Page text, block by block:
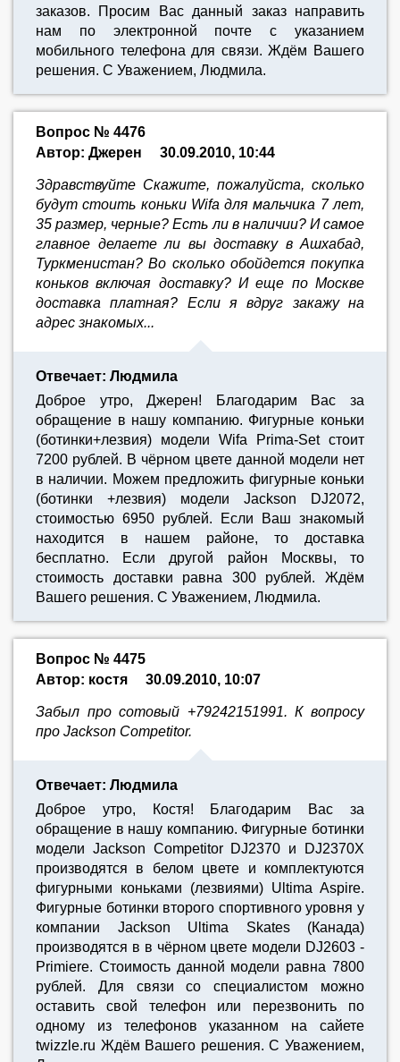
заказов. Просим Вас данный заказ направить
нам по электронной почте с указанием
мобильного телефона для связи. Ждём Вашего
решения. С Уважением, Людмила.
Вопрос № 4476
Автор: Джерен
30.09.2010, 10:44
Здравствуйте Скажите, пожалуйста, сколько
будут стоить коньки Wifa для мальчика 7 лет,
35 размер, черные? Есть ли в наличии? И самое
главное делаете ли вы доставку в Ашхабад,
Туркменистан? Во сколько обойдется покупка
коньков включая доставку? И еще по Москве
доставка платная? Если я вдруг закажу на
адрес знакомых...
Отвечает: Людмила
Доброе утро, Джерен! Благодарим Вас за
обращение в нашу компанию. Фигурные коньки
(ботинки+лезвия) модели Wifa Prima-Set стоит
7200 рублей. В чёрном цвете данной модели нет
в наличии. Можем предложить фигурные коньки
(ботинки +лезвия) модели Jackson DJ2072,
стоимостью 6950 рублей. Если Ваш знакомый
находится в нашем районе, то доставка
бесплатно. Если другой район Москвы, то
стоимость доставки равна 300 рублей. Ждём
Вашего решения. С Уважением, Людмила.
Вопрос № 4475
Автор: костя
30.09.2010, 10:07
Забыл про сотовый +79242151991. К вопросу
про Jackson Competitor.
Отвечает: Людмила
Доброе утро, Костя! Благодарим Вас за
обращение в нашу компанию. Фигурные ботинки
модели Jackson Competitor DJ2370 и DJ2370X
производятся в белом цвете и комплектуются
фигурными коньками (лезвиями) Ultima Aspire.
Фигурные ботинки второго спортивного уровня у
компании Jackson Ultima Skates (Канада)
производятся в в чёрном цвете модели DJ2603 -
Primiere. Стоимость данной модели равна 7800
рублей. Для связи со специалистом можно
оставить свой телефон или перезвонить по
одному из телефонов указанном на сайете
twizzle.ru Ждём Вашего решения. С Уважением,